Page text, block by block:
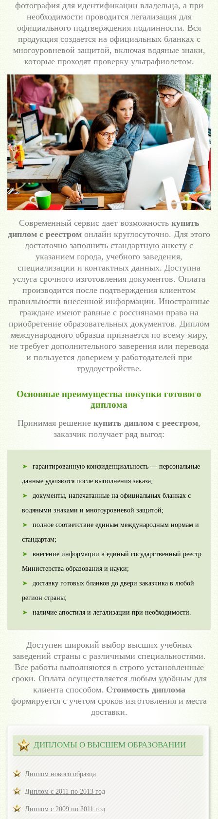
фотография для идентификации владельца, а при
необходимости проводится легализация для
официального подтверждения подлинности. Вся
продукция создается на официальных бланках с
многоуровневой защитой, включая водяные знаки,
которые проходят проверку ультрафиолетом.
Современный сервис дает возможность купить
диплом с реестром онлайн круглосуточно. Для этого
достаточно заполнить стандартную анкету с
указанием города, учебного заведения,
специализации и контактных данных. Доступна
услуга срочного изготовления документов. Оплата
производится после подтверждения клиентом
правильности внесенной информации. Иностранные
граждане имеют равные с россиянами права на
приобретение образовательных документов. Диплом
международного образца признается по всему миру,
не требует дополнительного заверения или перевода
и пользуется доверием у работодателей при
трудоустройстве.
Основные преимущества покупки готового
диплома
Принимая решение купить диплом с реестром,
заказчик получает ряд выгод:
гарантированную конфиденциальность — персональные
данные удаляются после выполнения заказа;
документы, напечатанные на официальных бланках с
водяными знаками и многоуровневой защитой;
полное соответствие единым международным нормам и
стандартам;
внесение информации в единый государственный реестр
Министерства образования и науки;
доставку готовых бланков до двери заказчика в любой
регион страны;
наличие апостиля и легализации при необходимости.
Доступен широкий выбор высших учебных
заведений страны с различными специальностями.
Все работы выполняются в строго установленные
сроки. Оплата осуществляется любым удобным для
клиента способом. Стоимость диплома
формируется с учетом сроков изготовления и места
доставки.
ДИПЛОМЫ О ВЫСШЕМ ОБРАЗОВАНИИ
Диплом нового образца
Диплом с 2011 по 2013 год
Диплом с 2009 по 2011 год